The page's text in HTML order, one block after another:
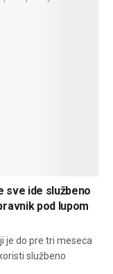
sve ide službeno
pod lupom
je do pre tri meseca
službeno